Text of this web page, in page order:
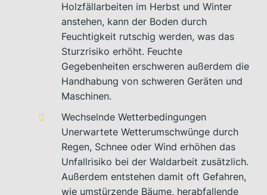
Holzfällarbeiten im Herbst und Winter
anstehen, kann der Boden durch
Feuchtigkeit rutschig werden, was das
Sturzrisiko erhöht. Feuchte
Gegebenheiten erschweren außerdem die
Handhabung von schweren Geräten und
Maschinen.
Wechselnde Wetterbedingungen
Unerwartete Wetterumschwünge durch
Regen, Schnee oder Wind erhöhen das
Unfallrisiko bei der Waldarbeit zusätzlich.
Außerdem entstehen damit oft Gefahren,
wie umstürzende Bäume, herabfallende